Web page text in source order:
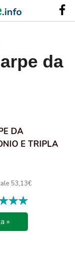
da
DA
E TRIPLA
53,13€
»
.info